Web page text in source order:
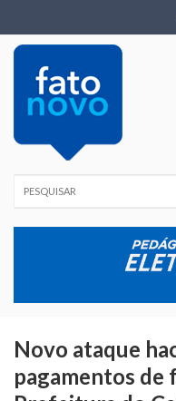
Novo ataque
pagamentos de